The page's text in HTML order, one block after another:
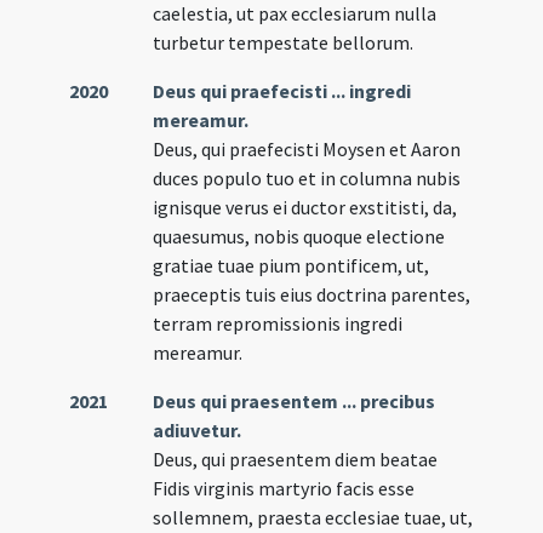
caelestia, ut pax ecclesiarum nulla
turbetur tempestate bellorum.
2020
Deus qui praefecisti ... ingredi
mereamur.
Deus, qui praefecisti Moysen et Aaron
duces populo tuo et in columna nubis
ignisque verus ei ductor exstitisti, da,
quaesumus, nobis quoque electione
gratiae tuae pium pontificem, ut,
praeceptis tuis eius doctrina parentes,
terram repromissionis ingredi
mereamur.
2021
Deus qui praesentem ... precibus
adiuvetur.
Deus, qui praesentem diem beatae
Fidis virginis martyrio facis esse
sollemnem, praesta ecclesiae tuae, ut,